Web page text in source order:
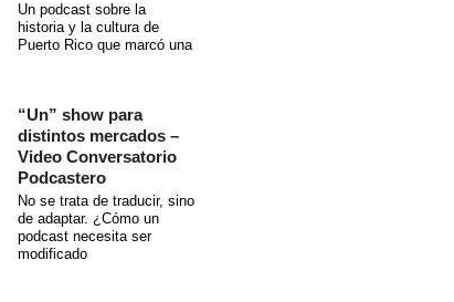
Un podcast sobre la
historia y la cultura de
Puerto Rico que marcó una
“Un” show para
distintos mercados –
Video Conversatorio
Podcastero
No se trata de traducir, sino
de adaptar. ¿Cómo un
podcast necesita ser
modificado